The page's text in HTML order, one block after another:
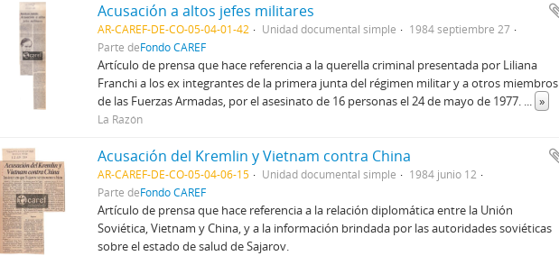
Acusación a altos jefes militares
AR-CAREF-DE-CO-05-04-01-42 Unidad documental simple
1984 septiembre 27
Parte deFondo CAREF
Artículo de prensa que hace referencia a la querella criminal presentada por Liliana
Franchi a los ex integrantes de la primera junta del régimen militar y a otros miembros
de las Fuerzas Armadas, por el asesinato de 16 personas el 24 de mayo de 1977. ... »
La Razón
Acusación del Kremlin y Vietnam contra China
AR-CAREF-DE-CO-05-04-06-15 Unidad documental simple
1984 junio 12
Parte deFondo CAREF
Artículo de prensa que hace referencia a la relación diplomática entre la Unión
Soviética, Vietnam y China, y a la información brindada por las autoridades soviéticas
sobre el estado de salud de Sajarov.